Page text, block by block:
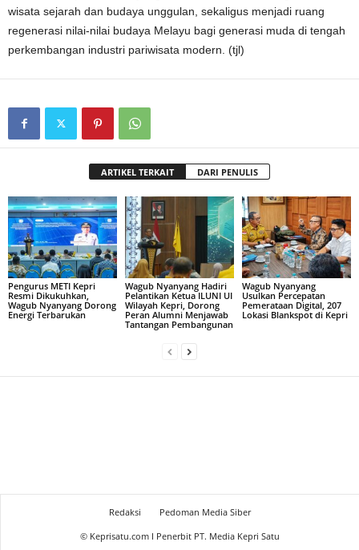
wisata sejarah dan budaya unggulan, sekaligus menjadi ruang
regenerasi nilai-nilai budaya Melayu bagi generasi muda di tengah
perkembangan industri pariwisata modern. (tjl)
ARTIKEL TERKAIT DARI PENULIS
Pengurus METI Kepri
Resmi Dikukuhkan,
Wagub Nyanyang Dorong
Energi Terbarukan
Wagub Nyanyang Hadiri
Pelantikan Ketua ILUNI UI
Wilayah Kepri, Dorong
Peran Alumni Menjawab
Tantangan Pembangunan
Wagub Nyanyang
Usulkan Percepatan
Pemerataan Digital, 207
Lokasi Blankspot di Kepri
Redaksi
Pedoman Media Siber
© Keprisatu.com I Penerbit PT. Media Kepri Satu